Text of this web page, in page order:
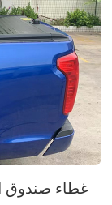
غطاء صندوق